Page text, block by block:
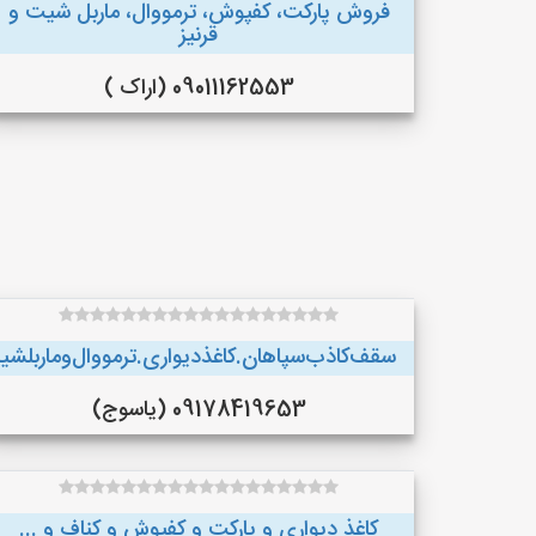
فروش پارکت، کفپوش، ترمووال، ماربل شیت و
قرنیز
09011162553 (اراک )
09178419653 (یاسوج)